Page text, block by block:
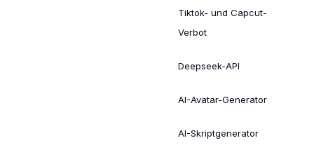
Tiktok- und Capcut-
Verbot
Deepseek-API
AI-Avatar-Generator
AI-Skriptgenerator